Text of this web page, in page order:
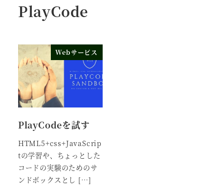
PlayCode
Webサービス
PlayCodeを試す
HTML5+css+JavaScrip
tの学習や、ちょっとした
コードの実験のためのサ
ンドボックスとし […]